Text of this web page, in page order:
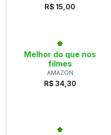
R$ 15,00
Melhor do que nos
filmes
AMAZON
R$ 34,30